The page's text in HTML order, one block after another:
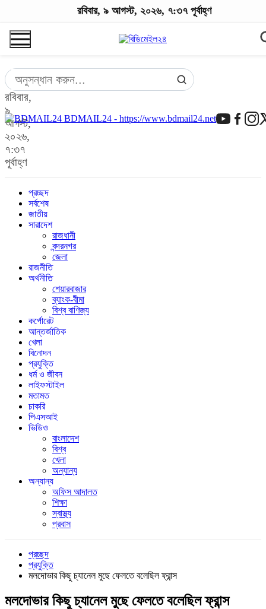
রবিবার,
৯
আগস্ট,
২০২৬,
৭:৩৭
পূর্বাহ্ণ
BDMAIL24 - https://www.bdmail24.net
প্রচ্ছদ
সর্বশেষ
জাতীয়
সারাদেশ
রাজধানী
বন্দরনগর
জেলা
রাজনীতি
অর্থনীতি
শেয়ারবাজার
ব্যাংক-বীমা
বিশ্ব বাণিজ্য
কর্পোরেট
আন্তর্জাতিক
খেলা
বিনোদন
প্রযুক্তি
ধর্ম ও জীবন
লাইফস্টাইল
মতামত
চাকরি
পিএসআই
ভিডিও
বাংলাদেশ
বিশ্ব
খেলা
অন্যান্য
অন্যান্য
অফিস আদালত
শিক্ষা
স্বাস্থ্য
প্রবাস
রবিবার, ৯ আগস্ট, ২০২৬, ৭:৩৭ পূর্বাহ্ণ
প্রচ্ছদ
প্রযুক্তি
মলদোভার কিছু চ্যানেল মুছে ফেলতে বলেছিল ফ্রান্স
মলদোভার কিছু চ্যানেল মুছে ফেলতে বলেছিল ফ্রান্স